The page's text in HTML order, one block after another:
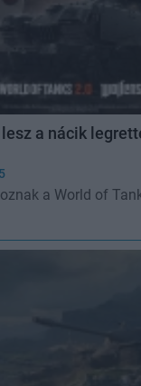
a nácik
a World of